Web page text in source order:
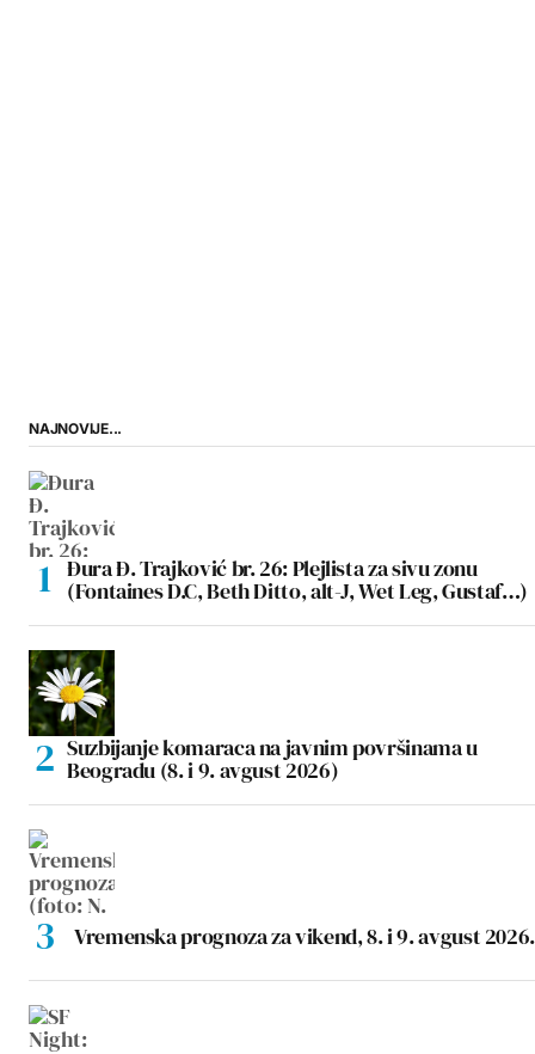
NAJNOVIJE...
Đura Đ. Trajković br. 26: Plejlista za sivu zonu
(Fontaines D.C, Beth Ditto, alt-J, Wet Leg, Gustaf…)
Suzbijanje komaraca na javnim površinama u
Beogradu (8. i 9. avgust 2026)
Vremenska prognoza za vikend, 8. i 9. avgust 2026.